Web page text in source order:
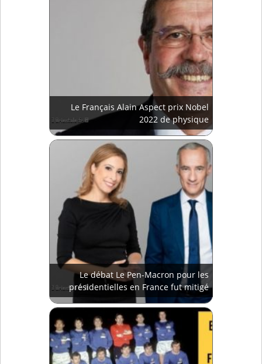
Le Français Alain Aspect prix Nobel
2022 de physique
Le débat Le Pen-Macron pour les
présidentielles en France fut mitigé